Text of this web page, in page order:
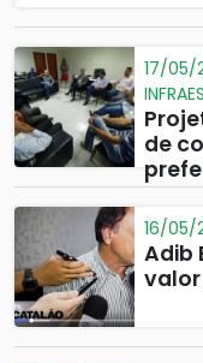
17/05/
de
16/05/
Adib
valor